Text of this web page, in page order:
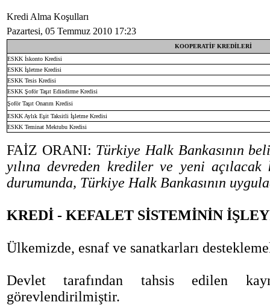
Kredi Alma Koşulları
Pazartesi, 05 Temmuz 2010 17:23
KOOPERATİF KREDİLERİ
ESKK İskonto Kredisi
ESKK İşletme Kredisi
ESKK Tesis Kredisi
ESKK Şoför Taşıt Edindirme Kredisi
Şoför Taşıt Onarım Kredisi
ESKK Aylık Eşit Taksitli İşletme Kredisi
ESKK Teminat Mektubu Kredisi
FAİZ ORANI: Türkiye Halk Bankasının
yılına devreden krediler ve yeni
durumunda, Türkiye Halk Bankasının
KREDİ - KEFALET SİSTEMİNİN
Ülkemizde, esnaf ve sanatkarları
Devlet tarafından tahsis edilen
görevlendirilmiştir.